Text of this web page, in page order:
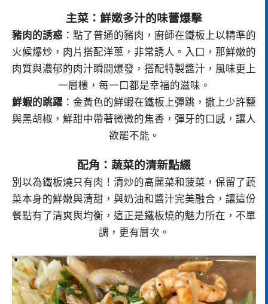
主菜：鮮嫩多汁的味蕾爆擊
豬肉的誘惑 ：點了普通的豬肉，廚師在鐵板上以精準的
火候爆炒，肉片搭配洋蔥，非常誘人。入口，那鮮嫩的
肉質與濃郁的肉汁瞬間爆發，搭配特製醬汁，風味更上
一層樓，每一口都是幸福的滋味。
鮮蝦的跳躍 ：金黃色的鮮蝦在鐵板上彈跳，撒上少許鹽
與黑胡椒，鮮甜中帶著微微的焦香，彈牙的口感，讓人
欲罷不能。
配角：蔬菜的清新點綴
別以為鐵板燒只有肉！清炒的高麗菜和菠菜，保留了蔬
菜本身的鮮嫩與清甜，與奶油和醬汁完美融合，讓這份
餐點有了清爽與均衡，這正是鐵板燒的魅力所在，不單
調，更有層次。